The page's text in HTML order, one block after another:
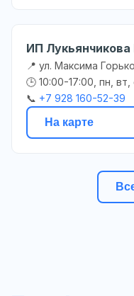
ИП
📍 ул. Максима
🕒 10:00-17:00, пн, вт,
📞 +7 928 160-52-39
На карте